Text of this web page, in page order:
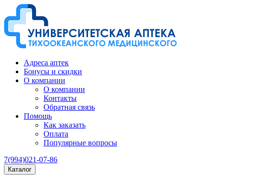
Адреса аптек
Бонусы и скидки
О компании
О компании
Контакты
Обратная связь
Помощь
Как заказать
Оплата
Популярные вопросы
7(994)021-07-86
Каталог